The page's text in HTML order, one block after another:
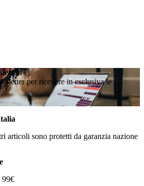
per ricevere in esclusiva le
articoli sono protetti da garanzia nazione
99€